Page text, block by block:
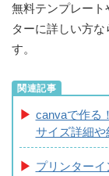
無料テンプレー
ターに詳しい方
す。
canvaで作る
サイズ詳細や
プリンター